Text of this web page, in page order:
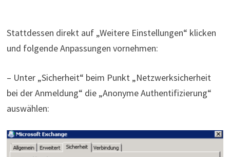
Stattdessen direkt auf „Weitere Einstellungen“ klicken
und folgende Anpassungen vornehmen:
– Unter „Sicherheit“ beim Punkt „Netzwerksicherheit
bei der Anmeldung“ die „Anonyme Authentifizierung“
auswählen: